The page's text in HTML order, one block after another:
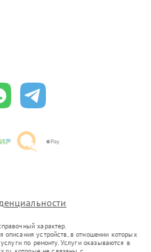
характер.
устройств, в отношении которых
по ремонту. Услуги оказываются в